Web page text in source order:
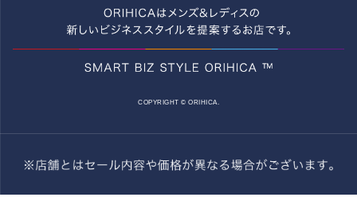
COPYRIGHT © ORIHICA.